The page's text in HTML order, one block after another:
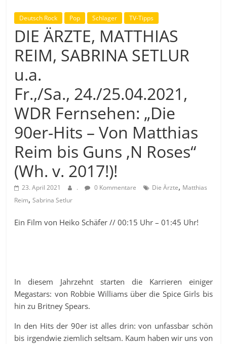
Deutsch Rock Pop Schlager TV-Tipps
DIE ÄRZTE, MATTHIAS
REIM, SABRINA SETLUR
u.a.
Fr.,/Sa., 24./25.04.2021,
WDR Fernsehen: „Die
90er-Hits – Von Matthias
Reim bis Guns ‚N Roses“
(Wh. v. 2017!)!
23. April 2021 . 0 Kommentare Die Ärzte, Matthias
Reim,Sabrina Setlur
Ein Film von Heiko Schäfer // 00:15 Uhr – 01:45 Uhr!
In diesem Jahrzehnt starten die Karrieren einiger
Megastars: von Robbie Williams über die Spice Girls bis
hin zu Britney Spears.
In den Hits der 90er ist alles drin: von unfassbar schön
bis irgendwie ziemlich seltsam. Kaum haben wir uns von